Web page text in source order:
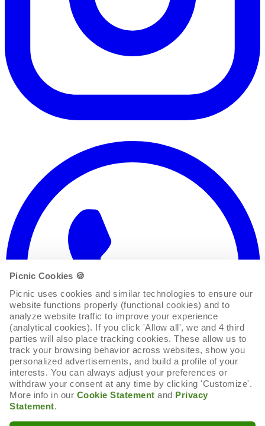
Picnic Cookies 🍪
Picnic uses cookies and similar technologies to ensure our
website functions properly (functional cookies) and to
analyze website traffic to improve your experience
(analytical cookies). If you click 'Allow all', we and 4 third
parties will also place tracking cookies. These allow us to
track your browsing behavior across websites, show you
personalized advertisements, and build a profile of your
interests. You can always adjust your preferences or
withdraw your consent at any time by clicking 'Customize'.
More info in our Cookie Statement and Privacy
Statement.